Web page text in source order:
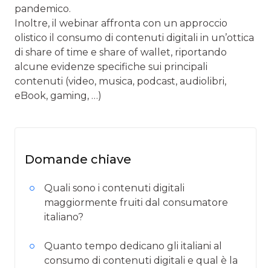
pandemico.
Inoltre, il webinar affronta con un approccio
olistico il consumo di contenuti digitali in un’ottica
di share of time e share of wallet, riportando
alcune evidenze specifiche sui principali
contenuti (video, musica, podcast, audiolibri,
eBook, gaming, …)
Domande chiave
Quali sono i contenuti digitali
maggiormente fruiti dal consumatore
italiano?
Quanto tempo dedicano gli italiani al
consumo di contenuti digitali e qual è la